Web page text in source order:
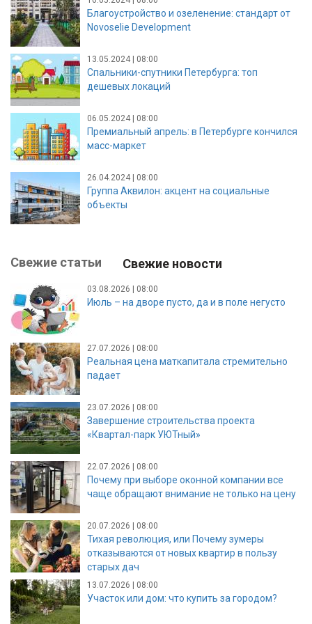
Благоустройство и озеленение: стандарт от
Novoselie Development
13.05.2024 | 08:00
Спальники-спутники Петербурга: топ
дешевых локаций
06.05.2024 | 08:00
Премиальный апрель: в Петербурге кончился
масс-маркет
26.04.2024 | 08:00
Группа Аквилон: акцент на социальные
объекты
Свежие статьи Свежие новости
03.08.2026 | 08:00
Июль – на дворе пусто, да и в поле негусто
27.07.2026 | 08:00
Реальная цена маткапитала стремительно
падает
23.07.2026 | 08:00
Завершение строительства проекта
«Квартал-парк УЮТный»
22.07.2026 | 08:00
Почему при выборе оконной компании все
чаще обращают внимание не только на цену
20.07.2026 | 08:00
Тихая революция, или Почему зумеры
отказываются от новых квартир в пользу
старых дач
13.07.2026 | 08:00
Участок или дом: что купить за городом?